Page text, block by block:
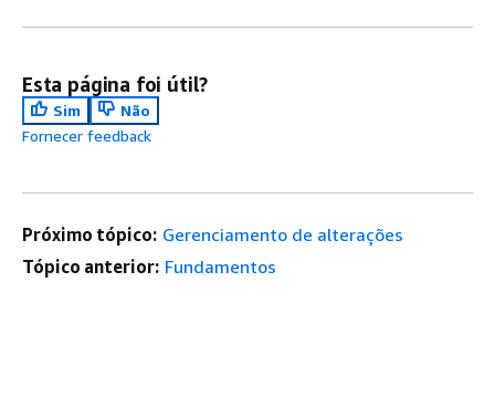
Esta página foi útil?
Sim
Não
Fornecer feedback
Próximo tópico: Gerenciamento de alterações
Tópico anterior: Fundamentos